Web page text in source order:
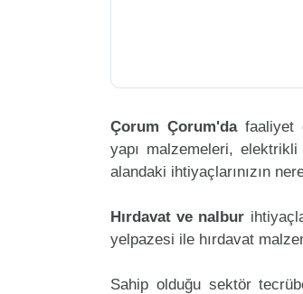
Çorum Çorum'dafaaliyet
yapı malzemeleri,
alandaki ihtiyaçlarınızın
Hırdavat ve nalbur
yelpazesi ile hırdavat
Sahip olduğu sektör